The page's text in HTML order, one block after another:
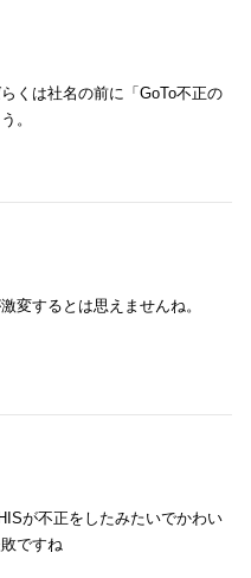
くは社名の前に「GoTo不正の
。
変するとは思えませんね。
が不正をしたみたいでかわい
ですね